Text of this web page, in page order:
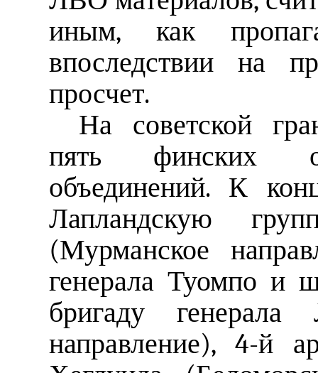
иным, как
впоследствии на
просчет.
На советской
пять финских
объединений. К
Лапландскую
(Мурманское
генерала Туомпо и
бригаду генерала
направление), 4-й